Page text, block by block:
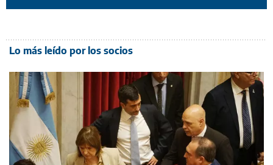
Lo más leído por los socios